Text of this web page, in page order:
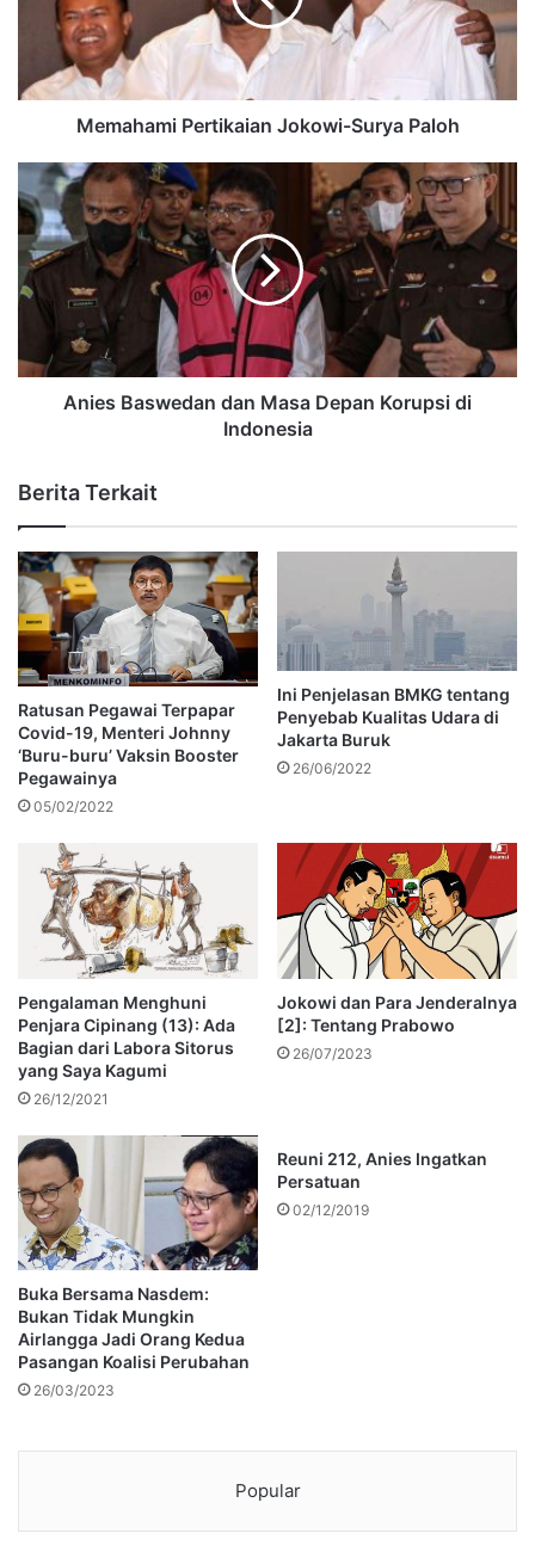
Memahami Pertikaian Jokowi-Surya Paloh
Anies Baswedan dan Masa Depan Korupsi di
Indonesia
Berita Terkait
Ratusan Pegawai Terpapar
Covid-19, Menteri Johnny
‘Buru-buru’ Vaksin Booster
Pegawainya
05/02/2022
Ini Penjelasan BMKG tentang
Penyebab Kualitas Udara di
Jakarta Buruk
26/06/2022
Pengalaman Menghuni
Penjara Cipinang (13): Ada
Bagian dari Labora Sitorus
yang Saya Kagumi
26/12/2021
Jokowi dan Para Jenderalnya
[2]: Tentang Prabowo
26/07/2023
Buka Bersama Nasdem:
Bukan Tidak Mungkin
Airlangga Jadi Orang Kedua
Pasangan Koalisi Perubahan
26/03/2023
Reuni 212, Anies Ingatkan
Persatuan
02/12/2019
Popular